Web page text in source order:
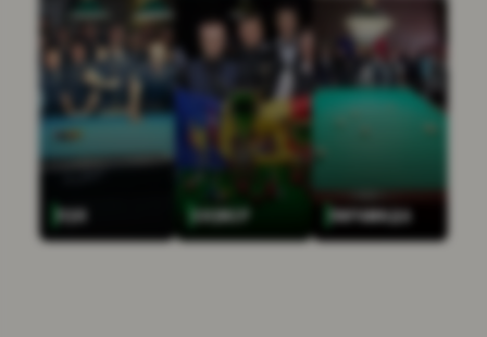
ПУЛ СНУКЕР ПИРАМИДА